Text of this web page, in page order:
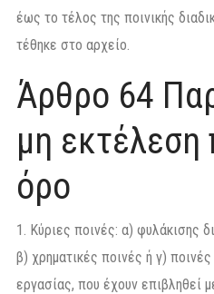
έως το τέλος της ποινικής
τέθηκε στο αρχείο.
Άρθρο 64
μη εκτέλεση
όρο
1. Κύριες ποινές: α) φυλάκισης
β) χρηματικές ποινές ή γ)
εργασίας, που έχουν επιβληθεί